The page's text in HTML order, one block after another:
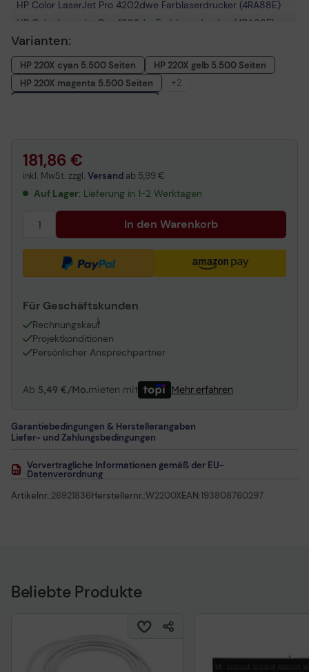
HP Color LaserJet Pro 4202dwe Farblaserdrucker (4RA88E)
HP Color LaserJet Pro 4202dw Farblaserdrucker (4RA88F)
HP Color LaserJet Pro MFP4302fdw Multifunktions-Farblaser
(5HH64F)
HP Color LaserJet Pro MFP4302fdn Multifunktions-Farblaser
HP Color LaserJet Pro MFP4302dwe Multifunktions-Farblaser
Varianten:
HP 220X cyan 5.500 Seiten
HP 220X gelb 5.500 Seiten
HP 220X magenta 5.500 Seiten
+2
181,86 €
inkl. MwSt. zzgl. Versand ab 5,99 €
Auf Lager: Lieferung in 1-2 Werktagen
In den Warenkorb
Für Geschäftskunden
Rechnungskauf
1
Projektkonditionen
Persönlicher Ansprechpartner
Ab 5,49 €/Mo.mieten mit Mehr erfahren
Garantiebedingungen & Herstellerangaben
Liefer- und Zahlungsbedingungen
Vorvertragliche Informationen gemäß der EU-
Datenverordnung
Artikelnr.:26921836Herstellernr.:W2200XEAN:193808760297
Beliebte Produkte